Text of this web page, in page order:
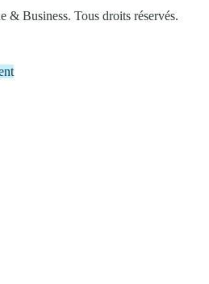
Business. Tous droits réservés.